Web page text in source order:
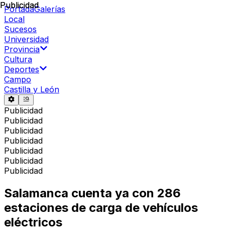
PortadaGalerías
Local
Sucesos
Universidad
Provincia
Cultura
Deportes
Campo
Castilla y León
Publicidad
Publicidad
Publicidad
Publicidad
Publicidad
Publicidad
Publicidad
Publicidad
Salamanca cuenta ya con 286
estaciones de carga de vehículos
eléctricos
Publicidad